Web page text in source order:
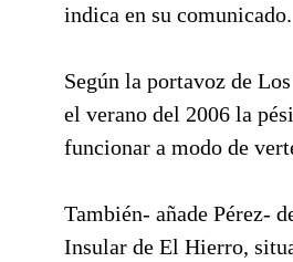
indica en su comunicado.
Según la portavoz de
el verano del 2006 la
funcionar a modo de
También- añade Pérez-
Insular de El Hierro,